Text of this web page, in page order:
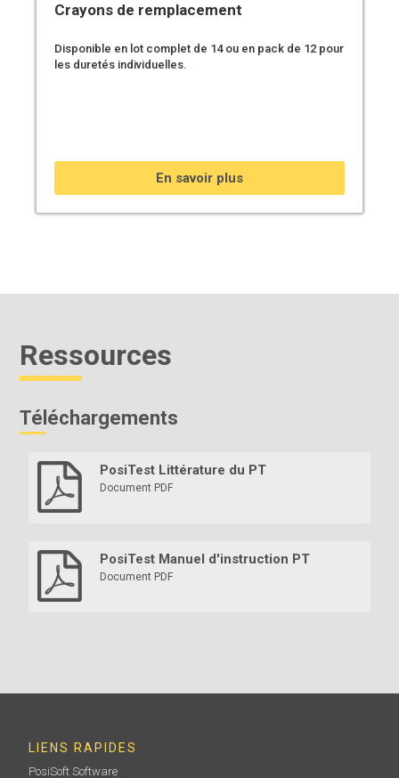
Crayons de remplacement
Disponible en lot complet de 14 ou en pack de 12 pour
les duretés individuelles.
En savoir plus
Ressources
Téléchargements
PosiTest Littérature du PT
Document PDF
PosiTest Manuel d'instruction PT
Document PDF
LIENS RAPIDES
PosiSoft Software